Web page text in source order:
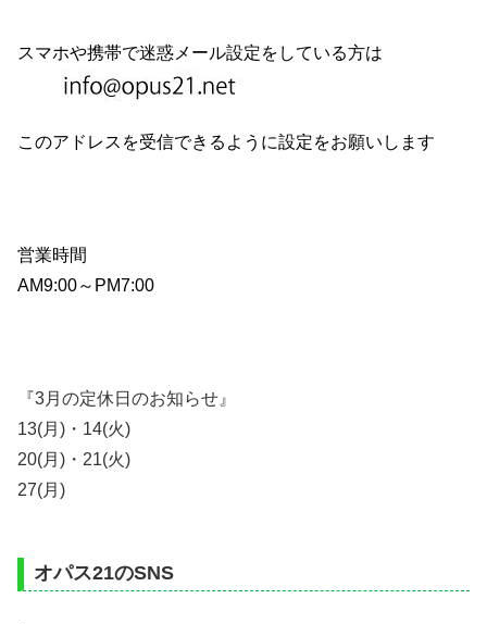
スマホや携帯で迷惑メール設定をしている方は
このアドレスを受信できるように設定をお願いします
営業時間
AM9:00～PM7:00
『3月の定休日のお知らせ』
13(月)・14(火)
20(月)・21(火)
27(月)
オパス21のSNS